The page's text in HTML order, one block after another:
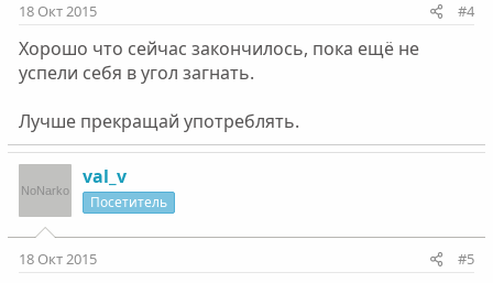
18 Окт 2015 #4
Хорошо что сейчас закончилось, пока ещё не
успели себя в угол загнать.
Лучше прекращай употреблять.
val_v
Посетитель
18 Окт 2015 #5